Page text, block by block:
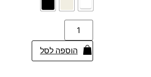
הוספה לסל